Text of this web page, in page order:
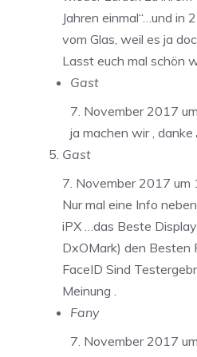
Jahren einmal“…und in
vom Glas, weil es ja
Lasst euch mal schön
Gast
7. November 2017
ja machen wir , danke
Gast
7. November 2017 um
Nur mal eine Info
iPX …das Beste
DxOMark) den Besten
FaceID Sind
Meinung .
Fany
7. November 2017